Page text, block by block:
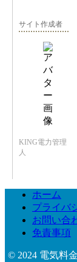
サイト作成者
KING電力管理
人
ホーム
プライバ
お問い合
免責事項
© 2024 電気料